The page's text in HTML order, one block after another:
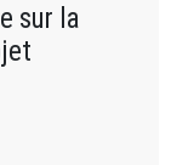
sur la